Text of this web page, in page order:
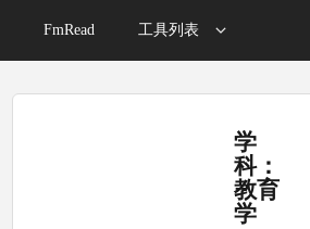
FmRead 工具列表
学
科：
教育
学